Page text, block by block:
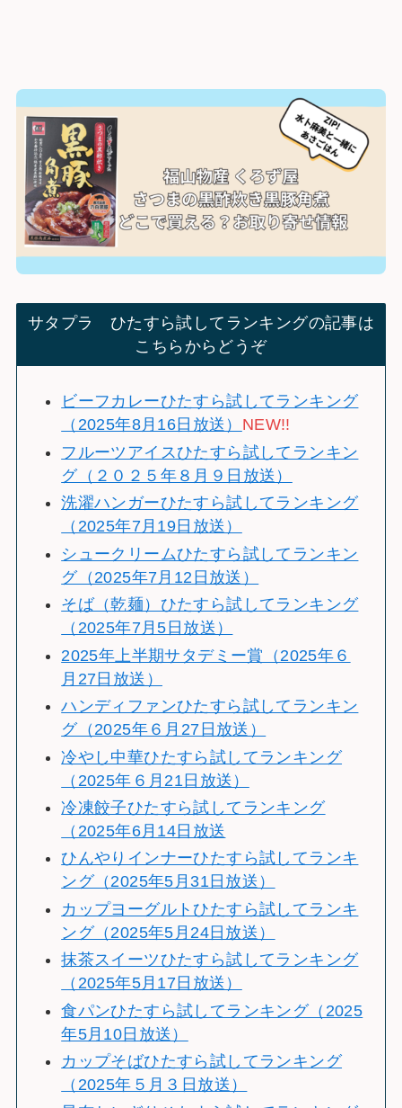
サタプラ ひたすら試してランキングの記事は
こちらからどうぞ
ビーフカレーひたすら試してランキング
（2025年8月16日放送） NEW!!
フルーツアイスひたすら試してランキン
グ（２０２５年８月９日放送）
洗濯ハンガーひたすら試してランキング
（2025年7月19日放送）
シュークリームひたすら試してランキン
グ（2025年7月12日放送）
そば（乾麺）ひたすら試してランキング
（2025年7月5日放送）
2025年上半期サタデミー賞（2025年６
月27日放送）
ハンディファンひたすら試してランキン
グ（2025年６月27日放送）
冷やし中華ひたすら試してランキング
（2025年６月21日放送）
冷凍餃子ひたすら試してランキング
（2025年6月14日放送
ひんやりインナーひたすら試してランキ
ング（2025年5月31日放送）
カップヨーグルトひたすら試してランキ
ング（2025年5月24日放送）
抹茶スイーツひたすら試してランキング
（2025年5月17日放送）
食パンひたすら試してランキング（2025
年5月10日放送）
カップそばひたすら試してランキング
（2025年５月３日放送）